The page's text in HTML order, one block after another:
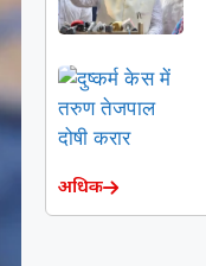
अधिक